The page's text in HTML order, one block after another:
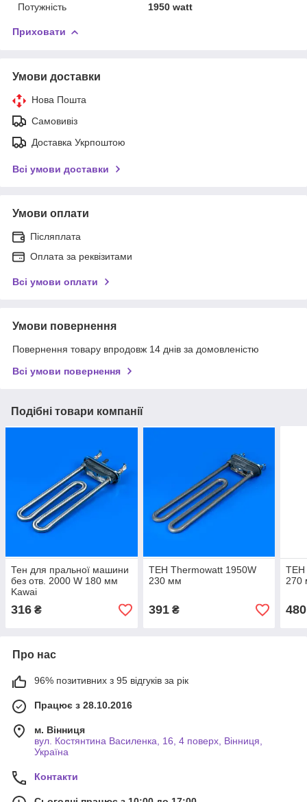
Потужність
1950 watt
Приховати
Умови доставки
Нова Пошта
Самовивіз
Доставка Укрпоштою
Всі умови доставки
Умови оплати
Післяплата
Оплата за реквізитами
Всі умови оплати
Умови повернення
Повернення товару впродовж 14 днів за домовленістю
Всі умови повернення
Подібні товари компанії
Тен для пральної машини
без отв. 2000 W 180 мм
Kawai
316 ₴
ТЕН Thermowatt 1950W
230 мм
391₴
ТЕН
270
480
Про нас
96% позитивних з 95 відгуків за рік
Працює з 28.10.2016
м. Вінниця
вул. Костянтина Василенка, 16, 4 поверх, Вінниця,
Україна
Контакти